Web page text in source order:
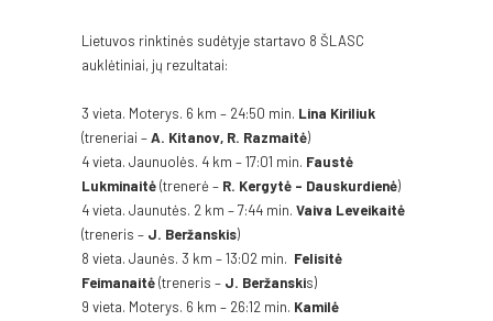
Lietuvos rinktinės sudėtyje startavo 8 ŠLASC
auklėtiniai, jų rezultatai:
3 vieta. Moterys. 6 km – 24:50 min. Lina Kiriliuk
(treneriai –A. Kitanov, R. Razmaitė)
4 vieta. Jaunuolės. 4 km – 17:01 min. Faustė
Lukminaitė(trenerė – R. Kergytė – Dauskurdienė)
4 vieta. Jaunutės. 2 km – 7:44 min. Vaiva Leveikaitė
(treneris – J. Beržanskis)
8 vieta. Jaunės. 3 km – 13:02 min. Felisitė
Feimanaitė(treneris – J. Beržanskis)
9 vieta. Moterys. 6 km – 26:12 min. Kamilė